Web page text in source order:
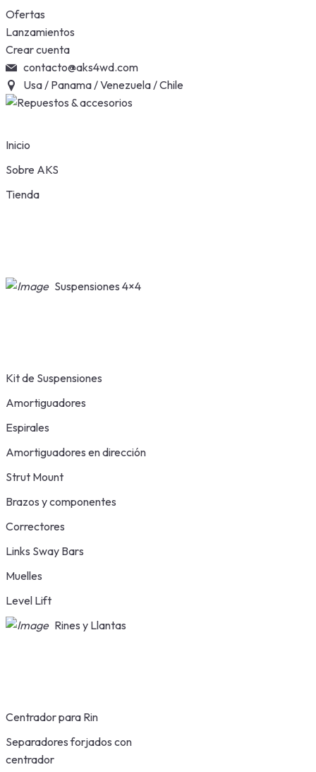
Skip
to
content
Ofertas
Lanzamientos
Crear cuenta
contacto@aks4wd.com
Usa / Panama / Venezuela / Chile
Inicio
Sobre AKS
Tienda
Suspensiones 4×4
Kit de Suspensiones
Amortiguadores
Espirales
Amortiguadores en dirección
Strut Mount
Brazos y componentes
Correctores
Links Sway Bars
Muelles
Level Lift
Rines y Llantas
Centrador para Rin
Separadores forjados con
centrador